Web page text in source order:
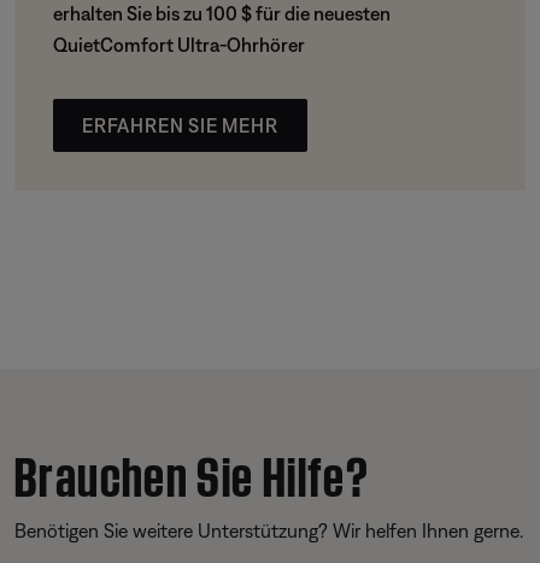
erhalten Sie bis zu 100 $ für die neuesten
QuietComfort Ultra-Ohrhörer
ERFAHREN SIE MEHR
Brauchen Sie Hilfe?
Benötigen Sie weitere Unterstützung? Wir helfen Ihnen gerne.